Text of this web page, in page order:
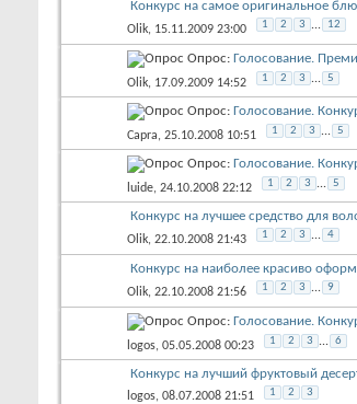
Конкурс на самое оригинальное
Olik, 15.11.2009 23:00 1 2 3 ... 12
Опрос: Голосование.
Olik, 17.09.2009 14:52 1 2 3 ... 5
Опрос: Голосование.
Capra, 25.10.2008 10:51 1 2 3 ... 5
Опрос: Голосование.
luide, 24.10.2008 22:12 1 2 3 ... 5
Конкурс на лучшее средство для
Olik, 22.10.2008 21:43 1 2 3 ... 4
Конкурс на наиболее красиво
Olik, 22.10.2008 21:56 1 2 3 ... 9
Опрос: Голосование.
logos, 05.05.2008 00:23 1 2 3 ... 6
Конкурс на лучший фруктовый
logos, 08.07.2008 21:51 1 2 3